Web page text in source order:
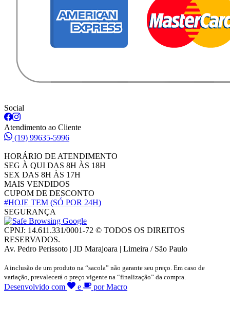
Social
Atendimento ao Cliente
(19) 99635-5996
HORÁRIO DE ATENDIMENTO
SEG À QUI DAS 8H ÀS 18H
SEX DAS 8H ÀS 17H
MAIS VENDIDOS
CUPOM DE DESCONTO
#HOJE TEM (SÓ POR 24H)
SEGURANÇA
CPNJ: 14.611.331/0001-72 © TODOS OS DIREITOS
RESERVADOS.
Av. Pedro Perissoto | JD Marajoara | Limeira / São Paulo
A inclusão de um produto na “sacola” não garante seu preço. Em caso de
variação, prevalecerá o preço vigente na “finalização” da compra.
Desenvolvido com e por Macro